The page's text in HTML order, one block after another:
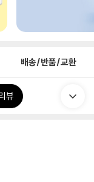
배송/반품/교환
뷰